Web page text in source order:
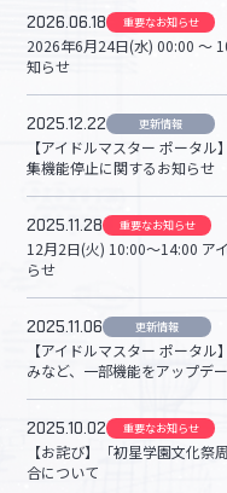
2026.06.18 重要なお知らせ
2026年6月24日(水) 00:00 ～
知らせ
2025.12.22 更新情報
【アイドルマスター ポータ
集機能停止に関するお知らせ
2025.11.28 重要なお知らせ
12月2日(火) 10:00〜14:00 ア
らせ
2025.11.06 更新情報
【アイドルマスター ポータ
みなど、一部機能をアップデー
2025.10.02 重要なお知らせ
【お詫び】「初星学園文化
合について